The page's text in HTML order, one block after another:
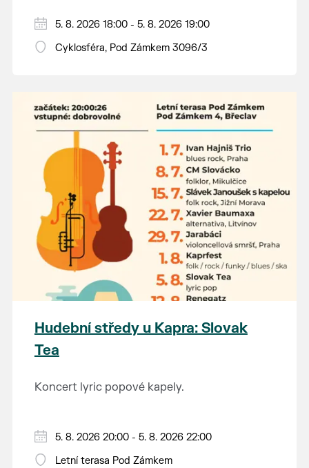
Hraje se jen za příznivého počasí.
Vstupné dobrovolné.
5. 8. 2026 18:00 - 5. 8. 2026 19:00
Cyklosféra, Pod Zámkem 3096/3
Hudební středy u Kapra: Slovak
Tea
Koncert lyric popové kapely.
5. 8. 2026 20:00 - 5. 8. 2026 22:00
Letní terasa Pod Zámkem